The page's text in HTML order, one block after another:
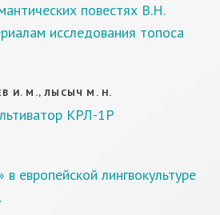
повестях В.Н.
исследования топоса
И. М., ЛЫСЫЧ М. Н.
КРЛ-1Р
европейской лингвокультуре